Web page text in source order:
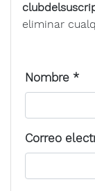
eliminar
Nombre *
Correo